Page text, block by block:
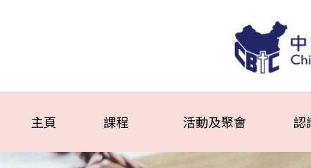
主頁 課程 活動及聚會 認